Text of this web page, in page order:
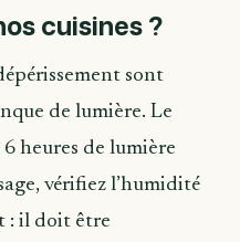
cuisines ?
sont
de lumière. Le
6 heures de lumière
vérifiez l’humidité
: il doit être